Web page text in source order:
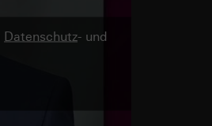
Datenschutz- und